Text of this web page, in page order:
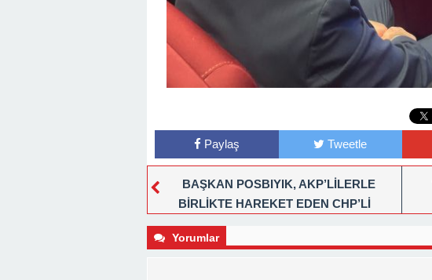
Paylaş Tweetle
BAŞKAN POSBIYIK, AKP’LİLERLE
BİRLİKTE HAREKET EDEN CHP’Lİ
MECLİS ÜYELERİNE TEPKİ GÖSTERDİ
Yorumlar